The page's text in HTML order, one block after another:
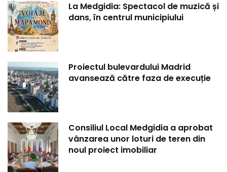
La Medgidia: Spectacol de muzică și
dans, în centrul municipiului
Proiectul bulevardului Madrid
avansează către faza de execuție
Consiliul Local Medgidia a aprobat
vânzarea unor loturi de teren din
noul proiect imobiliar